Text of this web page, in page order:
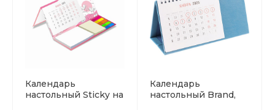
Календарь
настольный Sticky на
Календарь
настольный Brand,